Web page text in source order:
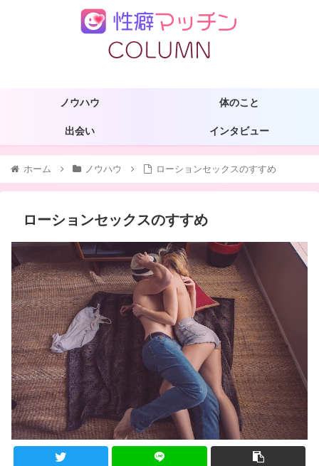
ノウハウ 体のこと
出会い インタビュー
ホーム ノウハウ ローションセックスのすすめ
ローションセックスのすすめ